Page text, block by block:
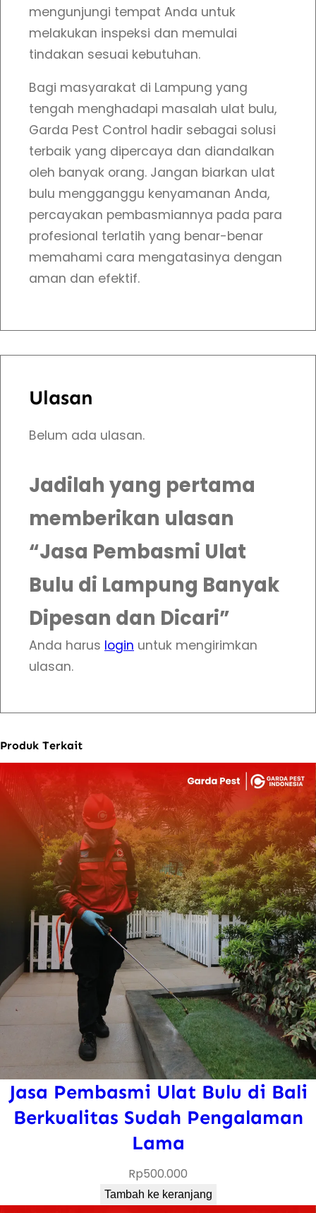
mengunjungi tempat Anda untuk
melakukan inspeksi dan memulai
tindakan sesuai kebutuhan.
Bagi masyarakat di Lampung yang
tengah menghadapi masalah ulat bulu,
Garda Pest Control hadir sebagai solusi
terbaik yang dipercaya dan diandalkan
oleh banyak orang. Jangan biarkan ulat
bulu mengganggu kenyamanan Anda,
percayakan pembasmiannya pada para
profesional terlatih yang benar-benar
memahami cara mengatasinya dengan
aman dan efektif.
Ulasan
Belum ada ulasan.
Jadilah yang pertama
memberikan ulasan
“Jasa Pembasmi Ulat
Bulu di Lampung Banyak
Dipesan dan Dicari”
Anda harus login untuk mengirimkan
ulasan.
Produk Terkait
Jasa Pembasmi Ulat Bulu di Bali
Berkualitas Sudah Pengalaman
Lama
Rp500.000
Tambah ke keranjang